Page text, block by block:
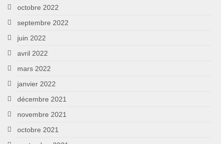
octobre 2022
septembre 2022
juin 2022
avril 2022
mars 2022
janvier 2022
décembre 2021
novembre 2021
octobre 2021